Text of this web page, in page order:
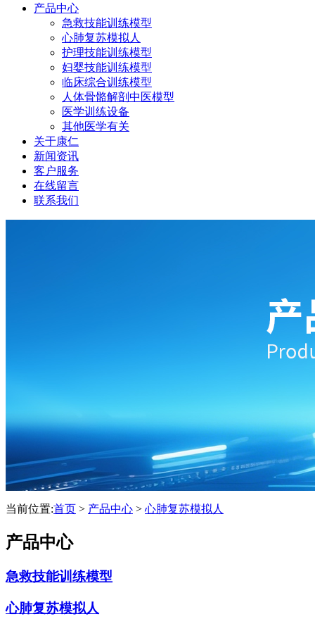
产品中心
急救技能训练模型
心肺复苏模拟人
护理技能训练模型
妇婴技能训练模型
临床综合训练模型
人体骨骼解剖中医模型
医学训练设备
其他医学有关
关于康仁
新闻资讯
客户服务
在线留言
联系我们
当前位置:首页 > 产品中心 > 心肺复苏模拟人
产品中心
急救技能训练模型
心肺复苏模拟人